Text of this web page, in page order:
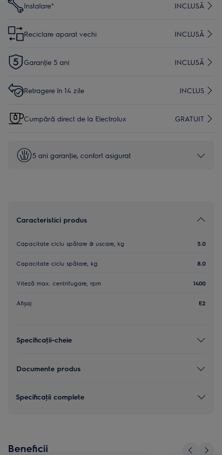
Instalare* INCLUSĂ
Reciclare aparat vechi INCLUSĂ
Garanţie 5 ani INCLUSĂ
Retragere în 14 zile INCLUS
Cumpără direct de la Electrolux GRATUIT
5 ani garanţie, confort asigurat
Caracteristici produs
Capacitate ciclu spălare & uscare, kg 5.0
Capacitate ciclu spălare, kg 8.0
Viteză max. centrifugare, rpm 1400
Afișaj E2
Specificaţii-cheie
Documente produs
Specificaţii complete
Beneficii